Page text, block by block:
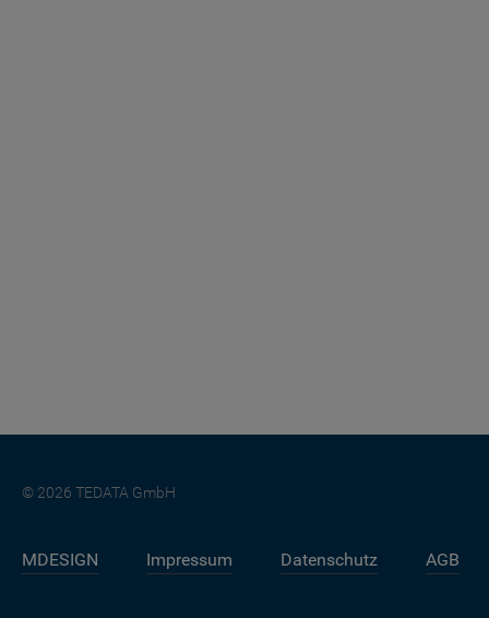
© 2026 TEDATA GmbH
MDESIGN Impressum Datenschutz AGB